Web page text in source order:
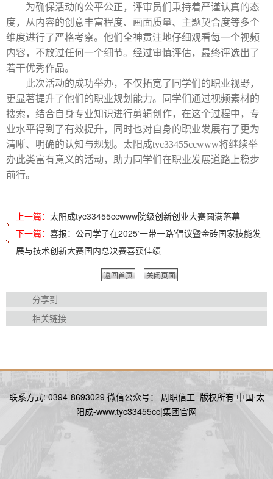
为确保活动的公平公正，评审员们秉持着严谨认真的态
度，从内容的创意丰富程度、画面质量、主题契合度等多个
维度进行了严格考察。他们全神贯注地仔细观看每一个视频
内容，不放过任何一个细节。经过审慎评估，最终评选出了
若干优秀作品。
此次活动的成功举办，不仅拓宽了同学们的职业视野，
更显著提升了他们的职业规划能力。同学们通过视频素材的
搜索，结合自身专业知识进行剪辑创作，在这个过程中，专
业水平得到了有效提升，同时也对自身的职业发展有了更为
清晰、明确的认知与规划。太阳成tyc33455ccwww将继续举
办此类富有意义的活动，助力同学们在职业发展道路上稳步
前行。
上一篇： 太阳成tyc33455ccwww院级创新创业大赛圆满落幕
下一篇： 喜报：公司学子在2025‘一带一路’倡议暨金砖国家技能发
展与技术创新大赛国内总决赛喜获佳绩
返回首页 关闭页面
分享到
相关链接
联系方式: 0394-8693029 微信公众号： 周职信工 版权所有 中国·太
阳成-www.tyc33455cc|集团官网